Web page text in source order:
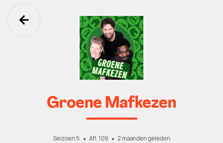
Ga terug
Groene Mafkezen
Seizoen 5 Afl. 109 2 maanden geleden